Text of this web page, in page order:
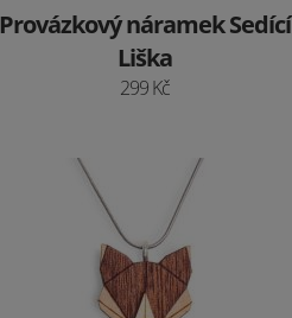
Provázkový náramek Sedící
Liška
299 Kč